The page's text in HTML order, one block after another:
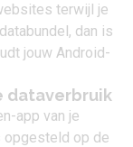
terwijl je
dan is
jouw Android-
dataverbruik
app van je
opgesteld op de